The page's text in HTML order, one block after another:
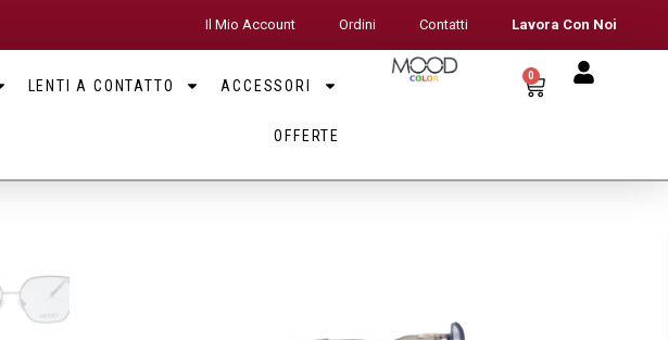
Il Mio Account Ordini Contatti Lavora Con Noi
LENTI A CONTATTO ACCESSORI
OFFERTE
0